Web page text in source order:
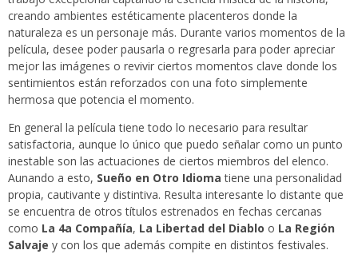
creando ambientes estéticamente placenteros donde la
naturaleza es un personaje más. Durante varios momentos de la
película, desee poder pausarla o regresarla para poder apreciar
mejor las imágenes o revivir ciertos momentos clave donde los
sentimientos están reforzados con una foto simplemente
hermosa que potencia el momento.
En general la película tiene todo lo necesario para resultar
satisfactoria, aunque lo único que puedo señalar como un punto
inestable son las actuaciones de ciertos miembros del elenco.
Aunando a esto, Sueño en Otro Idioma tiene una personalidad
propia, cautivante y distintiva. Resulta interesante lo distante que
se encuentra de otros títulos estrenados en fechas cercanas
como La 4a Compañía, La Libertad del Diablo o La Región
Salvaje y con los que además compite en distintos festivales.